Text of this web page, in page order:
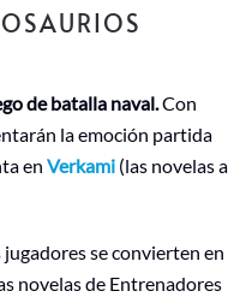
de batalla naval.Con
la emoción partida
en Verkami (las novelas a
se convierten en
novelas de Entrenadores